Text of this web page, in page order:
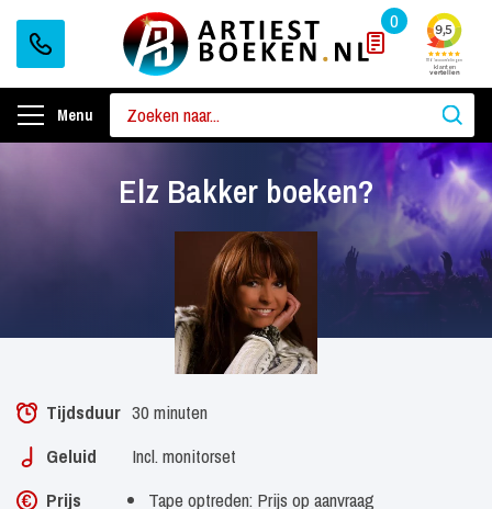
0
Menu
Elz Bakker boeken?
Tijdsduur 30 minuten
Geluid
Incl. monitorset
Prijs
Tape optreden: Prijs op aanvraag